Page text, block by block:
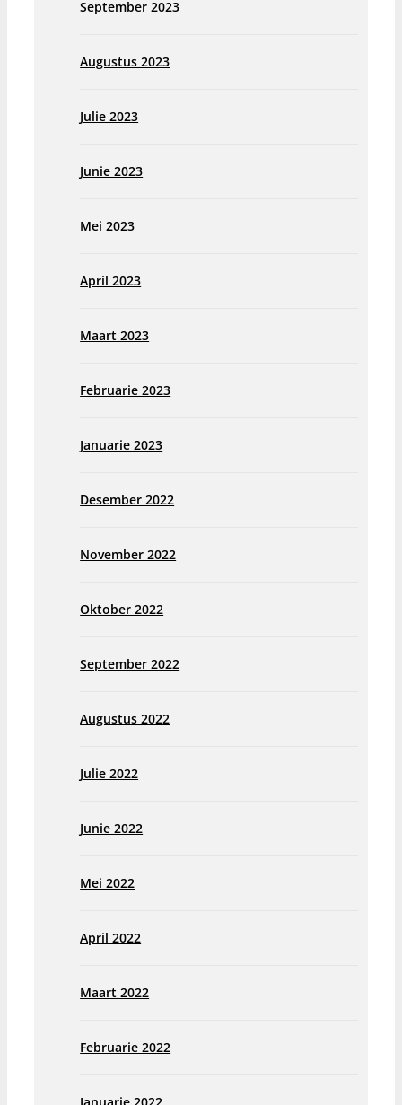
September 2023
Augustus 2023
Julie 2023
Junie 2023
Mei 2023
April 2023
Maart 2023
Februarie 2023
Januarie 2023
Desember 2022
November 2022
Oktober 2022
September 2022
Augustus 2022
Julie 2022
Junie 2022
Mei 2022
April 2022
Maart 2022
Februarie 2022